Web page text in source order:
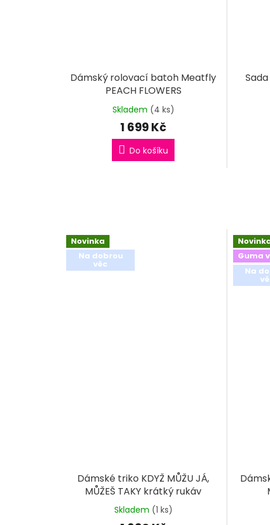
Dámský rolovací batoh Meatfly
PEACH FLOWERS
Skladem (4 ks)
1 699 Kč
Do košíku
Novinka
Na dobrou
věc
Dámské triko KDYŽ MŮŽU JÁ,
MŮŽEŠ TAKY krátký rukáv
Skladem (1 ks)
Guma
Na